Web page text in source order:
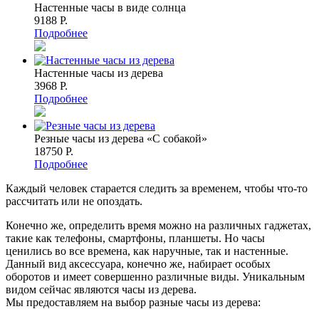
Настенные часы в виде солнца
9188 P.
Подробнее
Настенные часы из дерева
3968 P.
Подробнее
Резные часы из дерева «С собакой»
18750 P.
Подробнее
Каждый человек старается следить за временем, чтобы что-то
рассчитать или не опоздать.
Конечно же, определить время можно на различных гаджетах,
такие как телефоны, смартфоны, планшеты. Но часы
ценились во все времена, как наручные, так и настенные.
Данный вид аксессуара, конечно же, набирает особых
оборотов и имеет совершенно различные виды. Уникальным
видом сейчас являются часы из дерева.
Мы предоставляем на выбор разные часы из дерева: